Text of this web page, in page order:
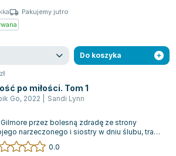
Pakujemy jutro
zł
Do koszyka
po miłości. Tom 1
Go, 2022 Sandi Lynn
przez bolesną zdradę ze strony
narzeczonego i siostry w dniu ślubu, traci
na prawdziwą miłość. Boryk...
0.0